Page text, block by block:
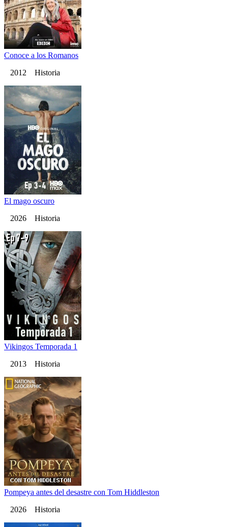
Conoce a los Romanos
2012 Historia
El mago oscuro
2026 Historia
Vikingos Temporada 1
2013 Historia
Pompeya antes del desastre con Tom Hiddleston
2026 Historia